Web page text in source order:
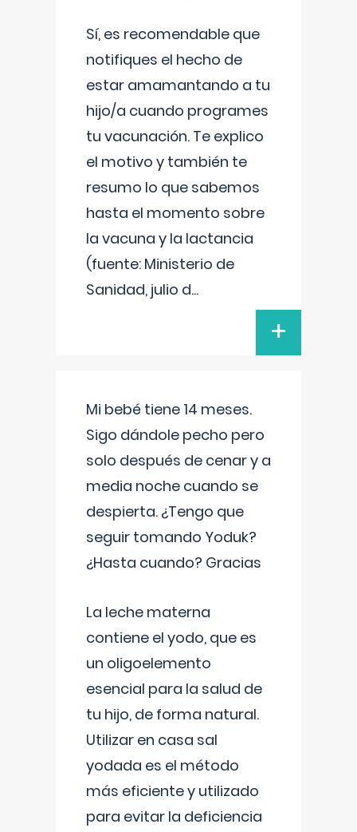
Sí, es recomendable que
notifiques el hecho de
estar amamantando a tu
hijo/a cuando programes
tu vacunación. Te explico
el motivo y también te
resumo lo que sabemos
hasta el momento sobre
la vacuna y la lactancia
(fuente: Ministerio de
Sanidad, julio d...
+
Mi bebé tiene 14 meses.
Sigo dándole pecho pero
solo después de cenar y a
media noche cuando se
despierta. ¿Tengo que
seguir tomando Yoduk?
¿Hasta cuando? Gracias
La leche materna
contiene el yodo, que es
un oligoelemento
esencial para la salud de
tu hijo, de forma natural.
Utilizar en casa sal
yodada es el método
más eficiente y utilizado
para evitar la deficiencia